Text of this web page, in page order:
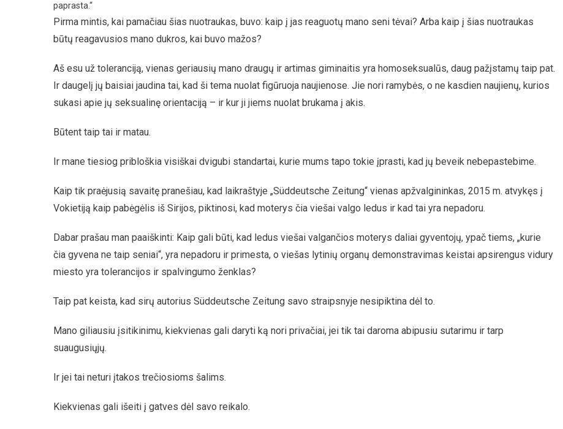
paprasta.“
Pirma mintis, kai pamačiau šias nuotraukas, buvo: kaip į jas reaguotų mano seni tėvai? Arba kaip į šias nuotraukas
būtų reagavusios mano dukros, kai buvo mažos?
Aš esu už toleranciją, vienas geriausių mano draugų ir artimas giminaitis yra homoseksualūs, daug pažįstamų taip pat.
Ir daugelį jų baisiai jaudina tai, kad ši tema nuolat figūruoja naujienose. Jie nori ramybės, o ne kasdien naujienų, kurios
sukasi apie jų seksualinę orientaciją – ir kur ji jiems nuolat brukama į akis.
Būtent taip tai ir matau.
Ir mane tiesiog pribloškia visiškai dvigubi standartai, kurie mums tapo tokie įprasti, kad jų beveik nebepastebime.
Kaip tik praėjusią savaitę pranešiau, kad laikraštyje „Süddeutsche Zeitung“ vienas apžvalgininkas, 2015 m. atvykęs į
Vokietiją kaip pabėgėlis iš Sirijos, piktinosi, kad moterys čia viešai valgo ledus ir kad tai yra nepadoru.
Dabar prašau man paaiškinti: Kaip gali būti, kad ledus viešai valgančios moterys daliai gyventojų, ypač tiems, „kurie
čia gyvena ne taip seniai“, yra nepadoru ir primesta, o viešas lytinių organų demonstravimas keistai apsirengus vidury
miesto yra tolerancijos ir spalvingumo ženklas?
Taip pat keista, kad sirų autorius Süddeutsche Zeitung savo straipsnyje nesipiktina dėl to.
Mano giliausiu įsitikinimu, kiekvienas gali daryti ką nori privačiai, jei tik tai daroma abipusiu sutarimu ir tarp
suaugusiųjų.
Ir jei tai neturi įtakos trečiosioms šalims.
Kiekvienas gali išeiti į gatves dėl savo reikalo.